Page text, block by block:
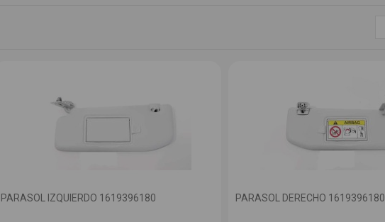
PARASOL IZQUIERDO 1619396180 PARASOL DERECHO 1619396180